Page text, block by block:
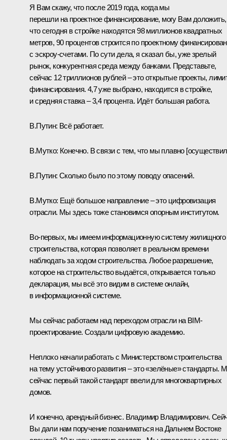
Я Вам скажу, что после 2019 года, когда мы
перешли на проектное финансирование, могу Вам доложить,
что сегодня в стройке находятся 98 миллионов квадратных
метров, 90 процентов строится по проектному
с эскроу-счетами. По сути дела, я сказал бы, уже зрелый
рынок, конкурентная среда между банками. Представьте,
сейчас 12 триллионов рублей – это открытые проекты,
финансирования. 4,7 уже выбрано, находится в стройке,
и средняя ставка – 3,4 процента. Идёт большая работа.
В.Путин: Всё работает.
В.Мутко: Конечно. В связи с тем, что мы плавно
В.Путин: Сколько было по этому поводу опасений.
В.Мутко: Ещё большое направление – это цифровизация
отрасли. Мы здесь тоже становимся опорным институтом.
Во-первых, мы имеем информационную систему жилищного
строительства, которая позволяет в реальном времени
наблюдать за ходом строительства. Любое разрешение,
которое на строительство выдаётся, открывается только
декларация, мы всё это видим в системе онлайн,
в информационной системе.
Мы сейчас работаем над переходом отрасли на BIM-
проектирование. Создали цифровую академию.
Неплохо начали работать с Министерством строительства
на тему устойчивого развития – это «зелёные» стандарты.
сейчас первый такой стандарт ввели для многоквартирных
домов.
И конечно, арендный бизнес. Владимир Владимирович.
Вы дали нам поручение позаниматься на Дальнем Востоке